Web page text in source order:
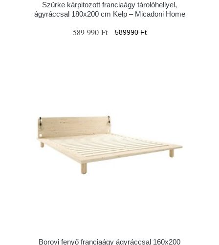
Szürke kárpitozott franciaágy tárolóhellyel,
ágyráccsal 180x200 cm Kelp – Micadoni Home
589 990 Ft 589990 Ft
Borovi fenyő franciaágy ágyráccsal 160x200